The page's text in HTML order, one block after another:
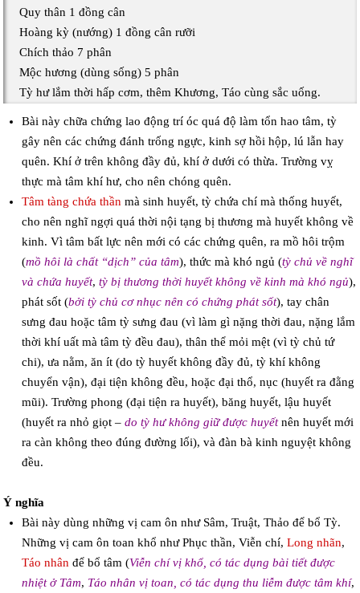
Quy thân 1 đồng cân
Hoàng kỳ (nướng) 1 đồng cân rưỡi
Chích thảo 7 phân
Mộc hương (dùng sống) 5 phân
Tỳ hư lắm thời hấp cơm, thêm Khương, Táo cùng sắc uống.
Bài này chữa chứng lao động trí óc quá độ làm tổn hao tâm, tỳ
gây nên các chứng đánh trống ngực, kinh sợ hồi hộp, lú lẫn hay
quên. Khí ở trên không đầy đủ, khí ở dưới có thừa. Trường vỵ
thực mà tâm khí hư, cho nên chóng quên.
Tâm tàng chứa thần mà sinh huyết, tỳ chứa chí mà thống huyết,
cho nên nghĩ ngợi quá thời nội tạng bị thương mà huyết không về
kinh. Vì tâm bất lực nên mới có các chứng quên, ra mồ hôi trộm
(mồ hôi là chất “dịch” của tâm), thức mà khó ngủ (tỳ chủ về nghĩ
và chứa huyết, tỳ bị thương thời huyết không về kinh mà khó ngủ),
phát sốt (bởi tỳ chủ cơ nhục nên có chứng phát sốt), tay chân
sưng đau hoặc tâm tỳ sưng đau (vì làm gì nặng thời đau, nặng lắm
thời khí uất mà tâm tỳ đều đau), thân thể mỏi mệt (vì tỳ chủ tứ
chi), ưa nằm, ăn ít (do tỳ huyết không đầy đủ, tỳ khí không
chuyển vận), đại tiện không đều, hoặc đại thổ, nục (huyết ra đằng
mũi). Trường phong (đại tiện ra huyết), băng huyết, lậu huyết
(huyết ra nhỏ giọt – do tỳ hư không giữ được huyếtnên huyết mới
ra càn không theo đúng đường lối), và đàn bà kinh nguyệt không
đều.
Ý nghĩa
Bài này dùng những vị cam ôn như Sâm, Truật, Thảo để bổ Tỳ.
Những vị cam ôn toan khổ như Phục thần, Viễn chí, Long nhãn,
Táo nhân để bổ tâm (Viễn chí vị khổ, có tác dụng bài tiết được
nhiệt ở Tâm, Táo nhân vị toan, có tác dụng thu liễm được tâm khí,